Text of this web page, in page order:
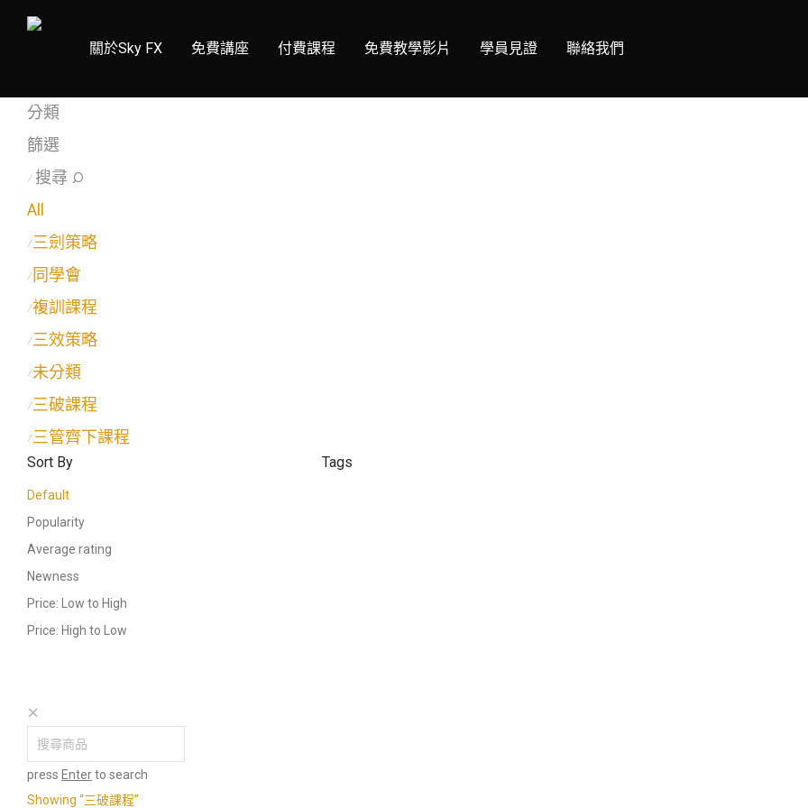
關於Sky FX 免費講座 付費課程 免費教學影片 學員見證 聯絡我們
分類
篩選
⁄ 搜尋
All
⁄三劍策略
⁄同學會
⁄複訓課程
⁄三效策略
⁄未分類
⁄三破課程
⁄三管齊下課程
Sort By
Default
Popularity
Average rating
Newness
Price: Low to High
Price: High to Low
Tags
press Enterto search
Showing “三破課程”